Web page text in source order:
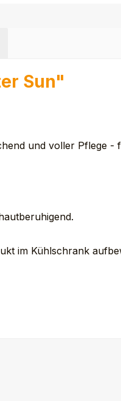
Sun"
und voller Pflege -
im Kühlschrank